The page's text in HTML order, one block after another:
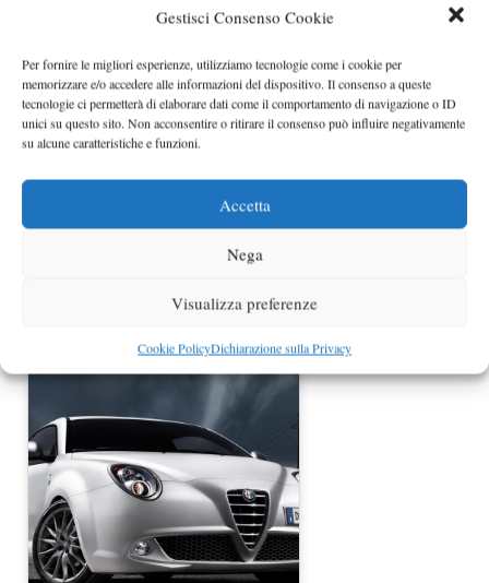
Gestisci Consenso Cookie
Per fornire le migliori esperienze, utilizziamo tecnologie come i cookie per
memorizzare e/o accedere alle informazioni del dispositivo. Il consenso a queste
tecnologie ci permetterà di elaborare dati come il comportamento di navigazione o ID
unici su questo sito. Non acconsentire o ritirare il consenso può influire negativamente
su alcune caratteristiche e funzioni.
Accetta
Nega
Visualizza preferenze
Cookie PolicyDichiarazione sulla Privacy
by Alfa Romeo
completo